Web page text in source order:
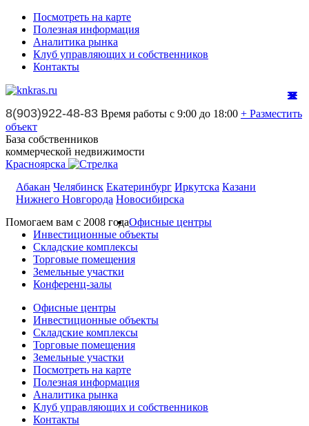
Посмотреть на карте
Полезная информация
Аналитика рынка
Клуб управляющих и собственников
Контакты
8(903)922-48-83 Время работы с 9:00 до 18:00 + Разместить
объект
База собственников
коммерческой недвижимости
Красноярска
Абакан Челябинск Екатеринбург Иркутска Казани
Нижнего Новгорода Новосибирска
Помогаем вам с 2008 годаОфисные центры
Инвестиционные объекты
Складские комплексы
Торговые помещения
Земельные участки
Конференц-залы
Офисные центры
Инвестиционные объекты
Складские комплексы
Торговые помещения
Земельные участки
Посмотреть на карте
Полезная информация
Аналитика рынка
Клуб управляющих и собственников
Контакты